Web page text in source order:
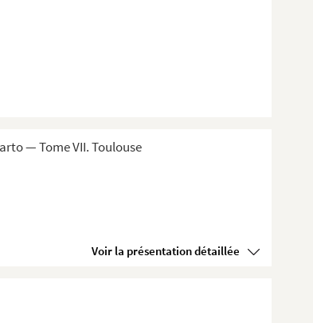
— Tome VII. Toulouse
Voir la présentation détaillée